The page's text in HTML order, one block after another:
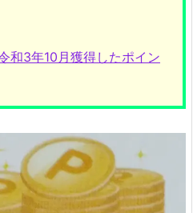
和3年10月獲得したポイン